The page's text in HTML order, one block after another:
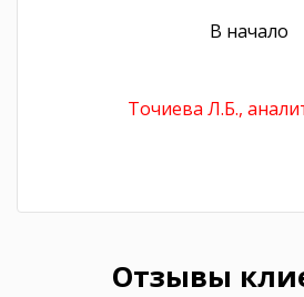
В начало
Точиева Л.Б.,
Отзывы